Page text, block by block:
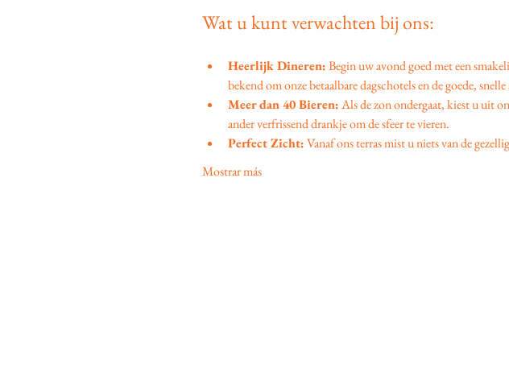
Wat u kunt verwachten bij ons:
Heerlijk Dineren: Begin uw avond goed met een
bekend om onze betaalbare dagschotels en de goede, snelle
Meer dan 40 Bieren: Als de zon ondergaat, kiest u uit
ander verfrissend drankje om de sfeer te vieren.
Perfect Zicht: Vanaf ons terras mist u niets van de
Mostrar más